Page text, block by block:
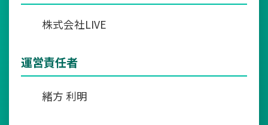
株式会社LIVE
運営責任者
緒方 利明